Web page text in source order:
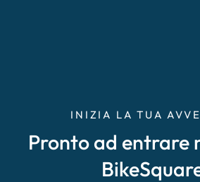
INIZIA LA TUA
Pronto ad entrare